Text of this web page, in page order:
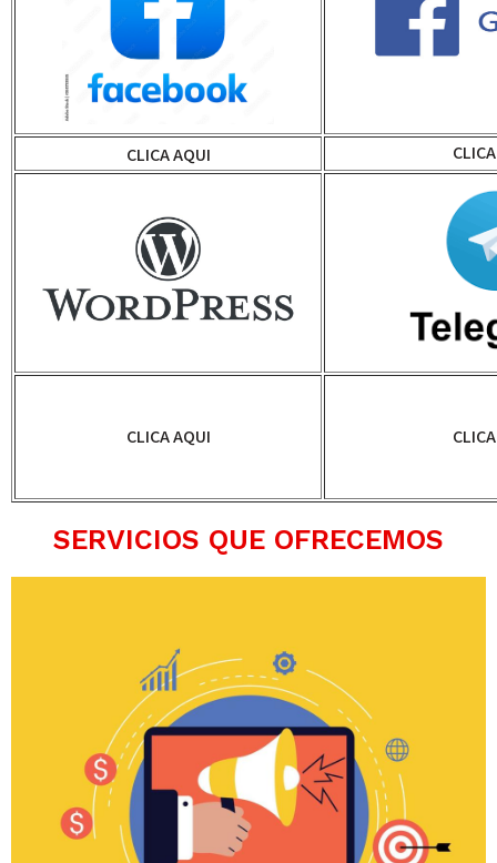
CLICA AQUI
CLICA AQUI
SERVICIOS QUE OFRECEMOS